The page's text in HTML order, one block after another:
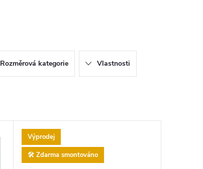
Rozměrová kategorie Vlastnosti
Výprodej
🛠️ Zdarma smontováno